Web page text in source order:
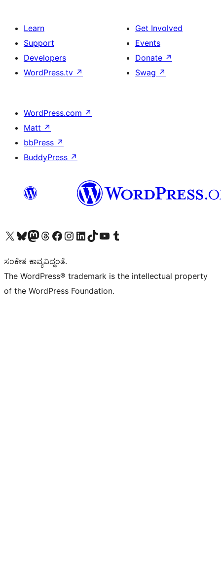
Learn
Support
Developers
WordPress.tv ↗
Get Involved
Events
Donate ↗
Swag ↗
WordPress.com ↗
Matt ↗
bbPress ↗
BuddyPress ↗
Visit our X (formerly Twitter) account
Visit our Bluesky account
Visit our Mastodon account
Visit our Threads account
Visit our Facebook page
Visit our Instagram account
Visit our LinkedIn account
Visit our TikTok account
Visit our YouTube channel
Visit our Tumblr account
ಸಂಕೇತ ಕಾವ್ಯವಿದ್ದಂತೆ.
The WordPress® trademark is the intellectual property
of the WordPress Foundation.